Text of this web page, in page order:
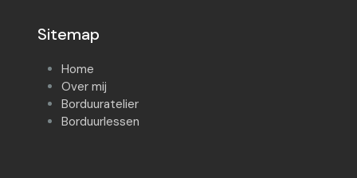
Sitemap
Home
Over mij
Borduuratelier
Borduurlessen